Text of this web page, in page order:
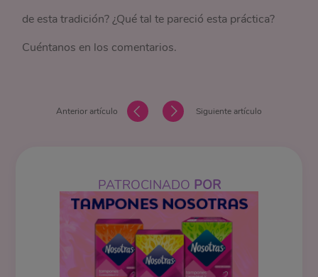
de esta tradición? ¿Qué tal te pareció esta práctica?
Cuéntanos en los comentarios.
Anterior artículo Siguiente artículo
PATROCINADO POR